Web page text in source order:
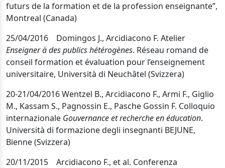
futurs de la formation et de la profession enseignante”,
Montreal (Canada)
25/04/2016 Domingos J., Arcidiacono F. Atelier
Enseigner à des publics hétérogènes. Réseau romand de
conseil formation et évaluation pour l’enseignement
universitaire, Università di Neuchâtel (Svizzera)
20-21/04/2016 Wentzel B., Arcidiacono F., Armi F., Giglio
M., Kassam S., Pagnossin E., Pasche Gossin F. Colloquio
internazionale Gouvernance et recherche en éducation.
Università di formazione degli insegnanti BEJUNE,
Bienne (Svizzera)
20/11/2015 Arcidiacono F., et al. Conferenza